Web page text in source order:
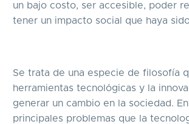
un bajo costo, ser accesible, poder
tener un impacto social que haya
Se trata de una especie de filosofía
herramientas tecnológicas y la
generar un cambio en la sociedad.
principales problemas que la